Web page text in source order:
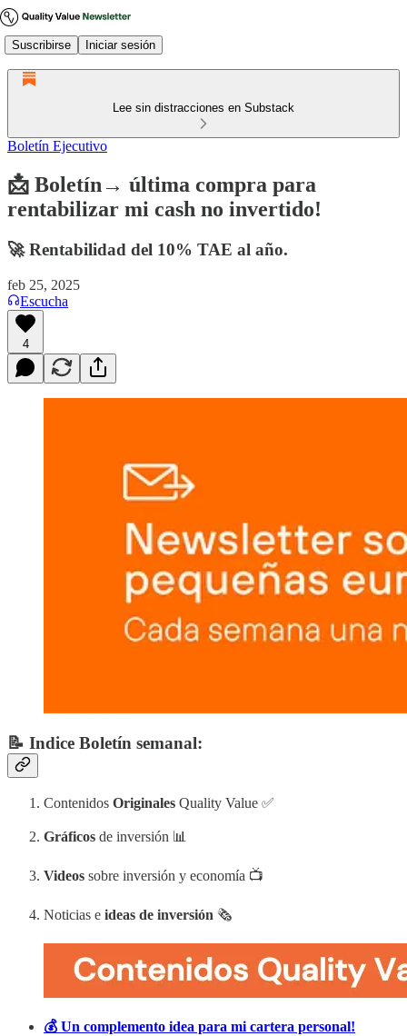
Suscribirse Iniciar sesión
Lee sin distracciones en Substack
Boletín Ejecutivo
📩 Boletín→ última compra para
rentabilizar mi cash no invertido!
🚀 Rentabilidad del 10% TAE al año.
feb 25, 2025
Escucha
4
📝 Indice Boletín semanal:
Contenidos Originales Quality Value ✅
Gráficos de inversión 📊
Videos sobre inversión y economía 📺
Noticias e ideas de inversión 🗞️
💰 Un complemento idea para mi cartera personal!